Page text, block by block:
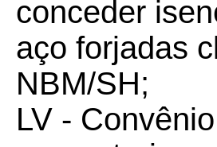
conceder
aço forjadas
NBM/SH;
LV -